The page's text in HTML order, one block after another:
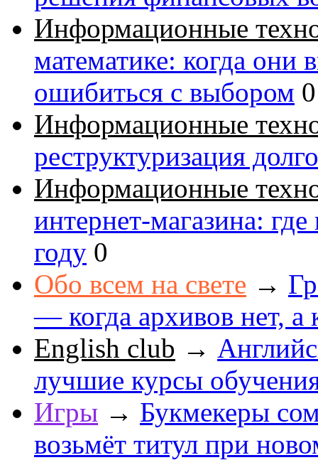
Информационные
математике: когда они
ошибиться с выбором 0
Информационные
реструктуризация
Информационные
интернет-магазина:
году 0
Обо всем на свете →
— когда архивов нет, а
English club →
лучшие курсы
Игры → Букмекеры
возьмёт титул при